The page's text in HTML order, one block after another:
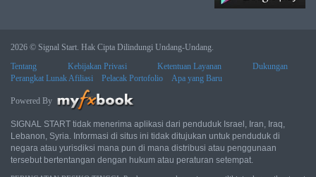
2026 © Signal Start. Hak Cipta Dilindungi Undang-Undang.
Tentang
Kebijakan Privasi Ketentuan Layanan
Dukungan
Perangkat Lunak Afiliasi
Pelacak Portofolio Apa yang Baru
Powered By
SIGNAL START tidak menerima aplikasi dari penduduk Israel, Iran, Iraq,
Lebanon, Syria. Informasi di situs ini tidak ditujukan untuk penduduk di
negara atau yurisdiksi mana pun di mana distribusi atau penggunaan
tersebut bertentangan dengan hukum atau peraturan setempat.